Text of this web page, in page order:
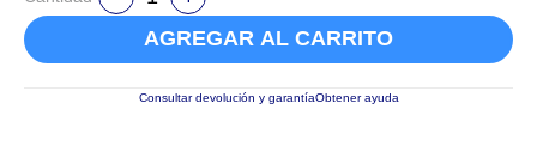
AGREGAR AL CARRITO
Consultar devolución y garantíaObtener ayuda